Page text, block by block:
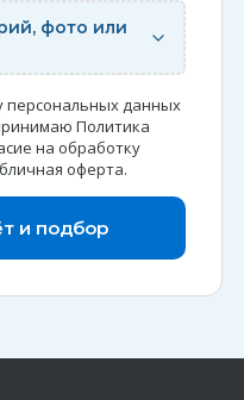
фото или
персональных данных
Политика
на обработку
оферта.
и подбор